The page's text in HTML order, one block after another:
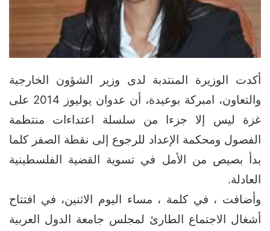
أكدت الوزيرة المنتدبة لدى وزير الشؤون الخارجية
والتعاون، امبركة بوعيدة، أن عدوان يوليوز 2014 على
غزة ليس إلا جزءا من سلسلة اعتداءات منتظمة
الفصول ومحكمة الإعداد للرجوع إلى نقطة الصفر كلما
بدأ بصيص من الأمل في تسوية القضية الفلسطينية
العادلة.
وأضافت ، في كلمة ، مساء اليوم الاثنين، في افتتاح
أشغال الاجتماع الطارئ لمجلس جامعة الدول العربية